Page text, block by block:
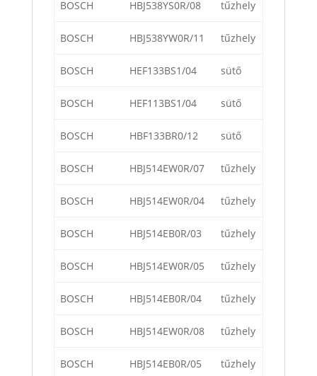
BOSCH HBJ538YS0R/08 tűzhely
BOSCH HBJ538YW0R/11 tűzhely
BOSCH HEF133BS1/04 sütő
BOSCH HEF113BS1/04 sütő
BOSCH HBF133BR0/12 sütő
BOSCH HBJ514EW0R/07 tűzhely
BOSCH HBJ514EW0R/04 tűzhely
BOSCH HBJ514EB0R/03 tűzhely
BOSCH HBJ514EW0R/05 tűzhely
BOSCH HBJ514EB0R/04 tűzhely
BOSCH HBJ514EW0R/08 tűzhely
BOSCH HBJ514EB0R/05 tűzhely